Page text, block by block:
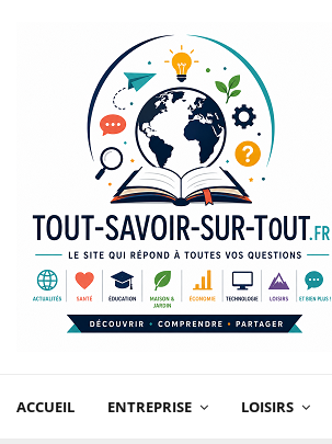
ACCUEIL ENTREPRISE LOISIRS